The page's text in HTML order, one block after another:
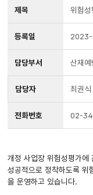
제목 위험성
등록일
담당부서 산재
담당자 최권식
전화번호 02-
개정 사업장 위험성평가
성공적으로 정착하도록
을 운영하고 있습니다.